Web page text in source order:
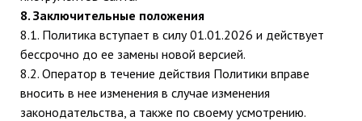
8. Заключительные положения
8.1. Политика вступает в силу 01.01.2026 и действует
бессрочно до ее замены новой версией.
8.2. Оператор в течение действия Политики вправе
вносить в нее изменения в случае изменения
законодательства, а также по своему усмотрению.